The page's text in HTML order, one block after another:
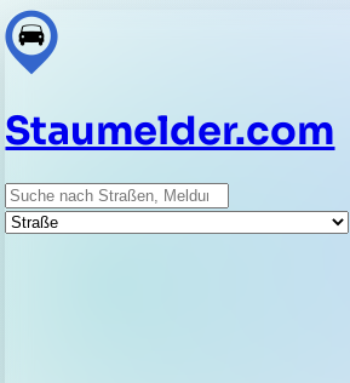
Staumelder.com
Suche
Straße